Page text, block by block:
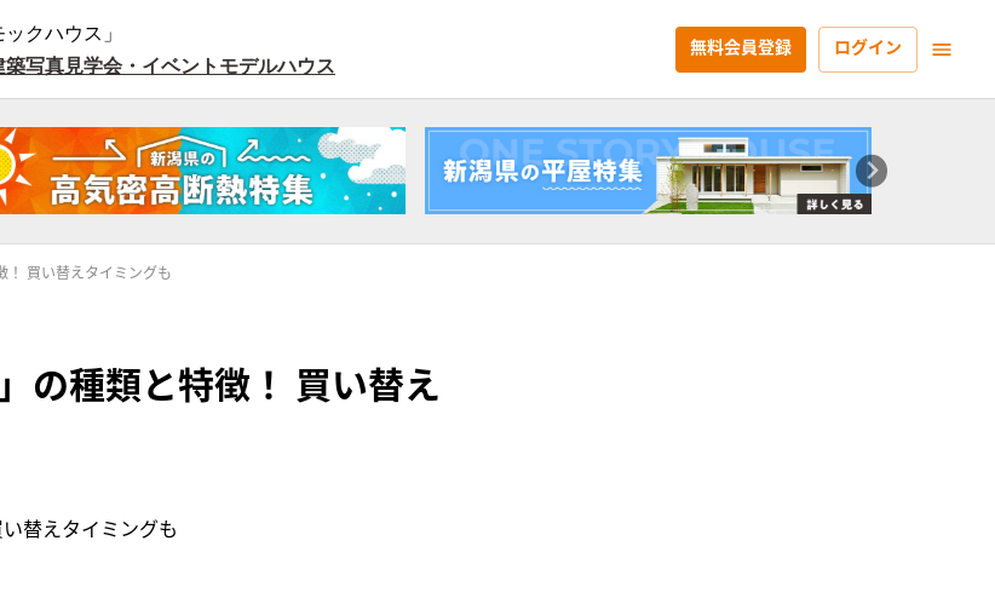
クハウス」
築写真見学会・イベント モデルハウス
無料会員登録 ログイン
！ 買い替えタイミングも
の種類と特徴！ 買い替え